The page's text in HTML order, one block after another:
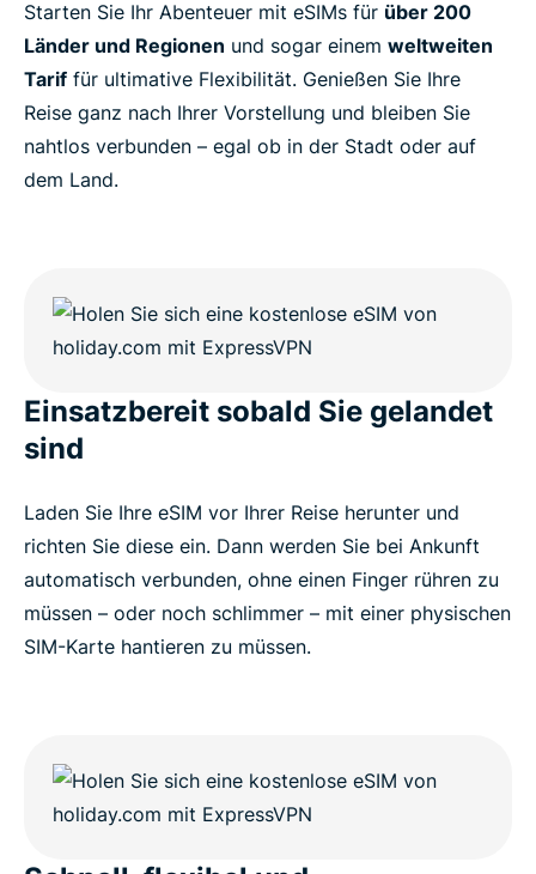
Starten Sie Ihr Abenteuer mit eSIMs für über 200
Länder und Regionen und sogar einem weltweiten
Tarif für ultimative Flexibilität. Genießen Sie Ihre
Reise ganz nach Ihrer Vorstellung und bleiben Sie
nahtlos verbunden – egal ob in der Stadt oder auf
dem Land.
Einsatzbereit sobald Sie gelandet
sind
Laden Sie Ihre eSIM vor Ihrer Reise herunter und
richten Sie diese ein. Dann werden Sie bei Ankunft
automatisch verbunden, ohne einen Finger rühren zu
müssen – oder noch schlimmer – mit einer physischen
SIM-Karte hantieren zu müssen.